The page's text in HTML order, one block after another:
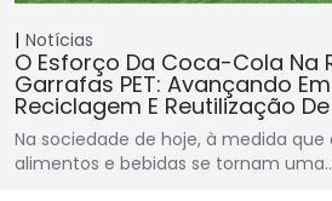
Notícias
O Esforço Da Coca-Cola Na
Garrafas PET: Avançando
Reciclagem E Reutilização De
Na sociedade de hoje, à medida
alimentos e bebidas se tornam